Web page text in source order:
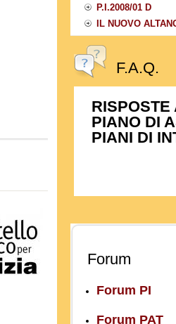
P.I.2008/01 D
IL NUOVO
F.A.Q.
RISPOSTE
PIANO DI
PIANI DI
Forum
Forum PI
Forum PAT